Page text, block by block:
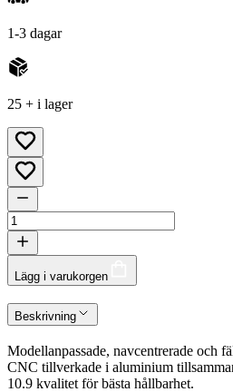
1-3 dagar
25 + i lager
Lägg i varukorgen
Beskrivning
Modellanpassade, navcentrerade och
CNC tillverkade i aluminium
10.9 kvalitet för bästa hållbarhet.